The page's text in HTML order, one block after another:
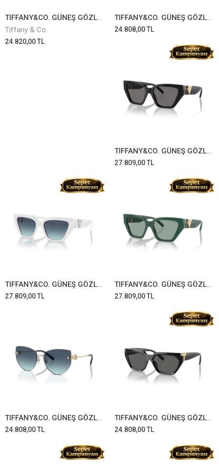
TIFFANY&CO. GÜNEŞ GÖZLÜĞÜ TF3104D-6217/16
Tiffany & Co.
24.820,00 TL
TIFFANY&CO. GÜNEŞ GÖZLÜĞÜ TF4208U-8357/9S
24.808,00 TL
TIFFANY&CO. GÜNEŞ GÖZLÜĞÜ TF4218-8001/81
27.809,00 TL
TIFFANY&CO. GÜNEŞ GÖZLÜĞÜ TF4218-8392/9S
27.809,00 TL
TIFFANY&CO. GÜNEŞ GÖZLÜĞÜ TF4218-8408/82
27.809,00 TL
TIFFANY&CO. GÜNEŞ GÖZLÜĞÜ TF3096-6202/9S
24.808,00 TL
TIFFANY&CO. GÜNEŞ GÖZLÜĞÜ TF4205U-8001/S4
24.808,00 TL